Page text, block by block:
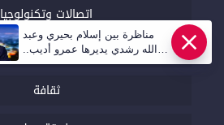
اتصالات وتكنولوجيا
مقالات الرأي
ثقافة
مناظرة بين إسلام بحيري وعبد
الله رشدي يديرها عمرو أديب..
قريبا | أهل مصر